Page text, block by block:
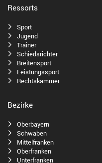
Ressorts
Sport
Jugend
Trainer
Schiedsrichter
Breitensport
Leistungssport
Rechtskammer
Bezirke
Oberbayern
Schwaben
Mittelfranken
Oberfranken
Unterfranken